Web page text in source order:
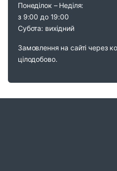
Понеділок – Неділя:
з 9:00 до 19:00
Субота: вихідний
Замовлення на сайті через
цілодобово.